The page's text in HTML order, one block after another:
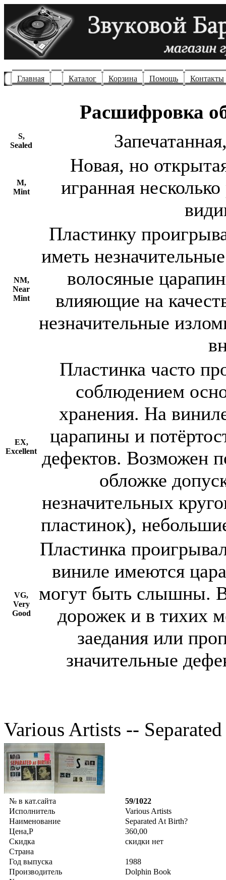
Главная Каталог Корзина Помощь Контакты
Расшифровка
S,
Sealed
M,
Mint
Новая, но
игранная
NM,
Near
Mint
Пластинку
иметь
волосяные
влияющие на
незначительные
EX,
Excellent
Пластинка часто
соблюдением
хранения. На
царапины и
дефектов. Возможен
обложке
незначительных
пластинок),
VG,
Very
Good
Пластинка
виниле имеются
могут быть слышны.
дорожек и в тихих
заедания или
значительные
Various Artists --
№ в кат.сайта
59/1022
Исполнитель
Various Artists
Наименование
Separated At Birth?
Цена,Р
360,00
Скидка
скидки нет
Страна
Год выпуска
1988
Производитель
Dolphin Book